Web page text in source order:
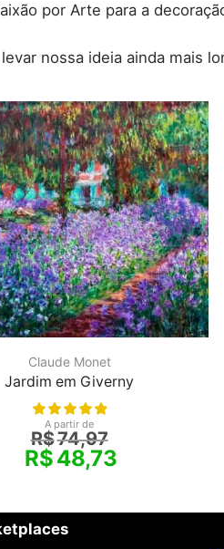
por Arte para a
nossa ideia ainda mais
Claude Monet
Jardim em Giverny
A partir de
R$74,97
R$48,73